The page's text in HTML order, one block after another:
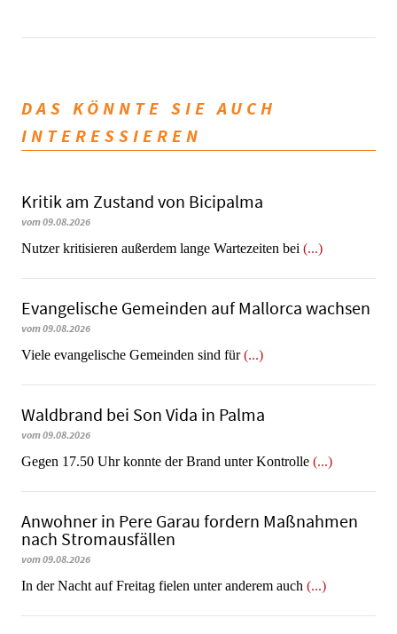
DAS KÖNNTE SIE AUCH
INTERESSIEREN
Kritik am Zustand von Bicipalma
vom 09.08.2026
Nutzer kritisieren außerdem lange Wartezeiten bei (...)
Evangelische Gemeinden auf Mallorca wachsen
vom 09.08.2026
Viele evangelische Gemeinden sind für(...)
Waldbrand bei Son Vida in Palma
vom 09.08.2026
Gegen 17.50 Uhr konnte der Brand unter Kontrolle (...)
Anwohner in Pere Garau fordern Maßnahmen
nach Stromausfällen
vom 09.08.2026
In der Nacht auf Freitag fielen unter anderem auch (...)